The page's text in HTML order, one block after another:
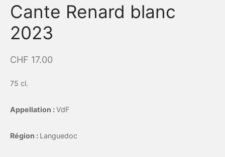
Cante Renard blanc
2023
CHF 17.00
75 cl.
Appellation :VdF
Région : Languedoc